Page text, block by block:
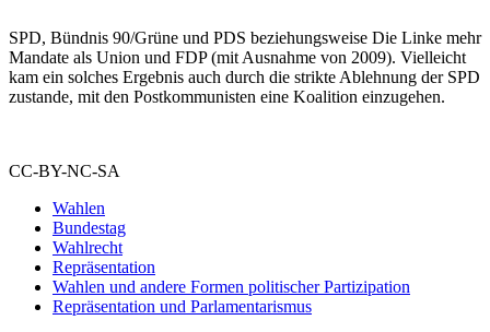
SPD, Bündnis 90/Grüne und PDS beziehungsweise Die Linke mehr
Mandate als Union und FDP (mit Ausnahme von 2009). Vielleicht
kam ein solches Ergebnis auch durch die strikte Ablehnung der SPD
zustande, mit den Postkommunisten eine Koalition einzugehen.
CC-BY-NC-SA
Wahlen
Bundestag
Wahlrecht
Repräsentation
Wahlen und andere Formen politischer Partizipation
Repräsentation und Parlamentarismus